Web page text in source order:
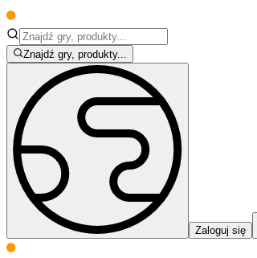
Znajdź gry, produkty...
Zaloguj się